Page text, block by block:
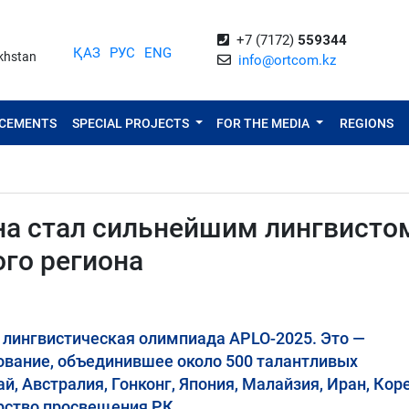
ҚАЗ РУС ENG
+7 (7172) 559344
info@ortcom.kz
SPECIAL PROJECTS FOR THE MEDIA REGIONS
стал сильнейшим
региона
олимпиада APLO-2025. Это —
объединившее около 500 талантливых
Австралия, Гонконг, Япония, Малайзия, Иран,